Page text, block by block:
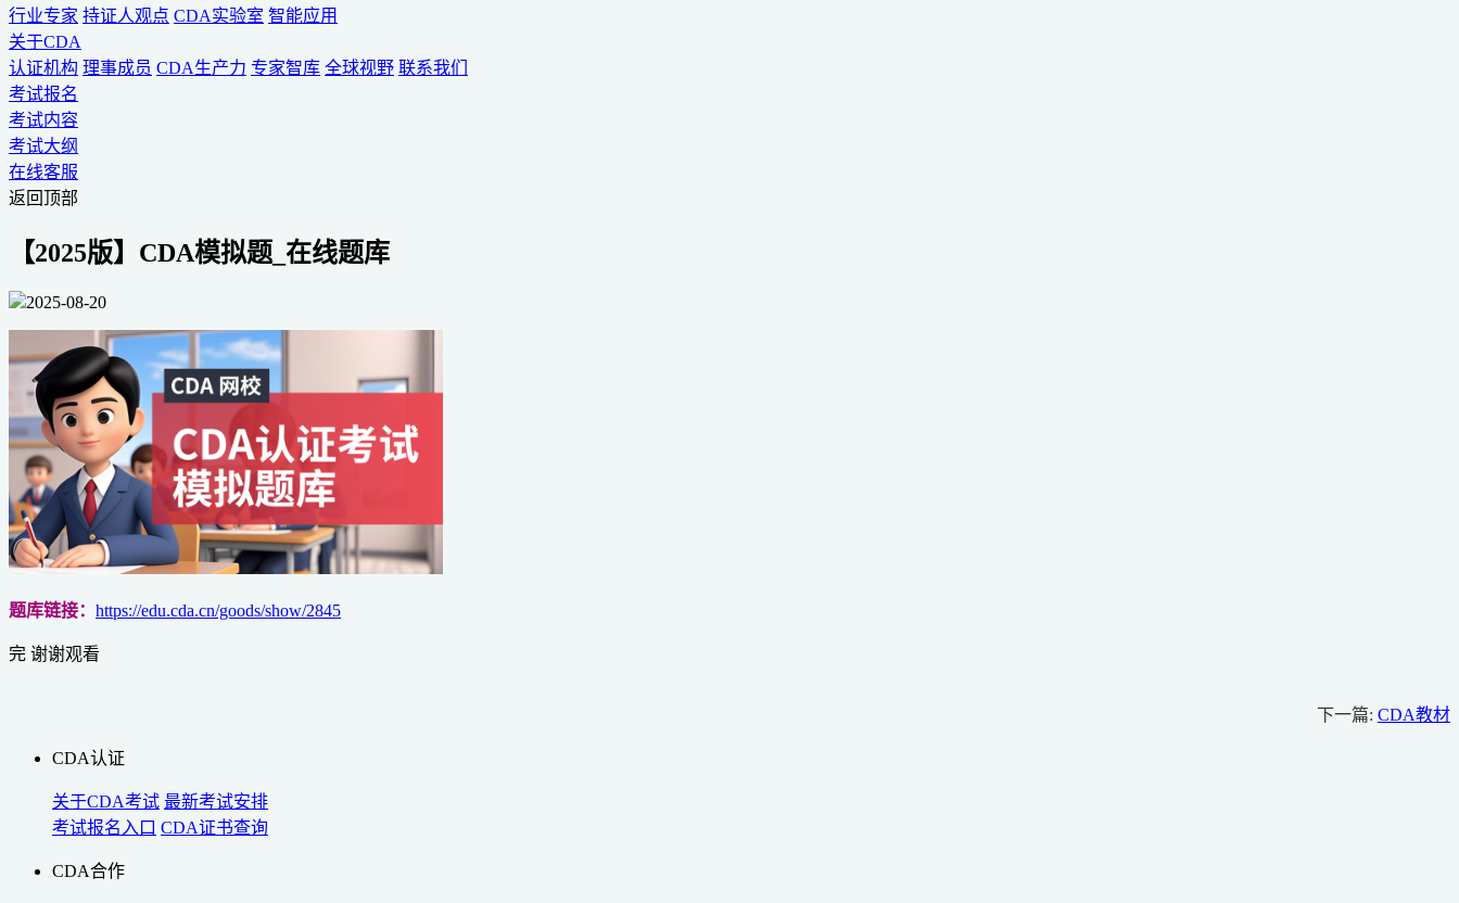
行业专家 持证人观点 CDA实验室 智能应用
关于CDA
认证机构 理事成员 CDA生产力 专家智库 全球视野 联系我们
考试报名
考试内容
考试大纲
在线客服
返回顶部
【2025版】CDA模拟题_在线题库
2025-08-20
题库链接： https://edu.cda.cn/goods/show/2845
完 谢谢观看
下一篇: CDA教材
CDA认证
关于CDA考试 最新考试安排
考试报名入口 CDA证书查询
CDA合作